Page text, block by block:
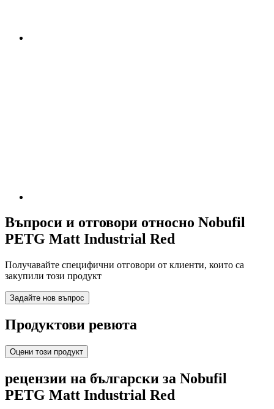
Въпроси и отговори относно Nobufil
PETG Matt Industrial Red
Получавайте специфични отговори от клиенти, които са
закупили този продукт
Задайте нов въпрос
Продуктови ревюта
Оцени този продукт
рецензии на български за Nobufil
PETG Matt Industrial Red